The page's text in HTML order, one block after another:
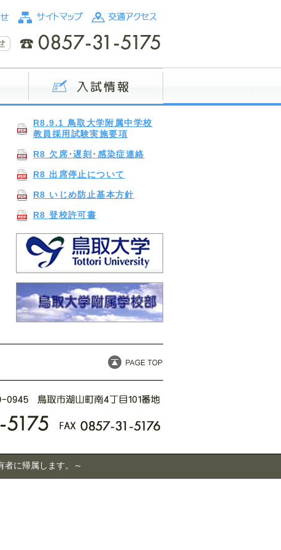
R8.9.1 鳥取大学附属中学校
教員採用試験実施要項
R8 欠席･遅刻･感染症連絡
R8 出席停止について
R8 いじめ防止基本方針
R8 登校許可書
に帰属します。～